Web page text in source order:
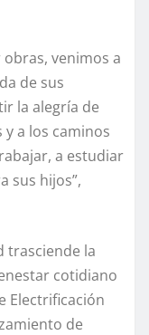
venimos a
de sus
la alegría de
a los caminos
a estudiar
sus hijos”,
trasciende la
cotidiano
Electrificación
de